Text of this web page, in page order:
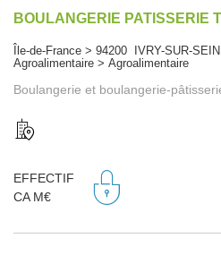
BOULANGERIE PATISSERIE
Île-de-France > 94200 IVRY-SUR-
Agroalimentaire > Agroalimentaire
Boulangerie et boulangerie-
EFFECTIF
CA M€